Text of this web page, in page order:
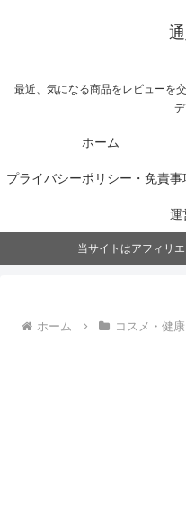
最近、気になる商品をレビューを
ホーム
プライバシーポリシー・免責事
運
当サイトはアフィリ
ホーム コスメ・健康